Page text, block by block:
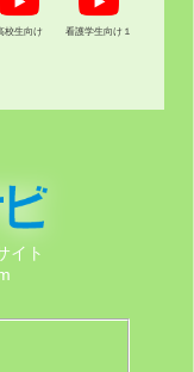
校生向け 看護学生向け１
イト